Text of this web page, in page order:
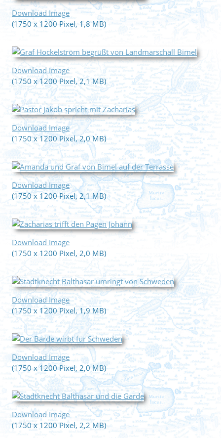
Download Image
(1750 x 1200 Pixel, 1,8 MB)
Download Image
(1750 x 1200 Pixel, 2,1 MB)
Download Image
(1750 x 1200 Pixel, 2,0 MB)
Download Image
(1750 x 1200 Pixel, 2,1 MB)
Download Image
(1750 x 1200 Pixel, 2,0 MB)
Download Image
(1750 x 1200 Pixel, 1,9 MB)
Download Image
(1750 x 1200 Pixel, 2,0 MB)
Download Image
(1750 x 1200 Pixel, 2,2 MB)